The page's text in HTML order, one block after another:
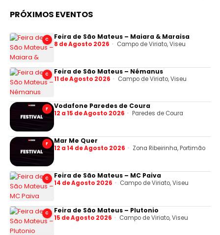
PRÓXIMOS EVENTOS
C Feira de São Mateus – Maiara & Maraisa
8 de Agosto 2026 Campo de Viriato, Viseu
C Feira de São Mateus – Némanus
11 de Agosto 2026 Campo de Viriato, Viseu
F Vodafone Paredes de Coura
12 a 15 de Agosto 2026 Paredes de Coura
F Mar Me Quer
12 a 14 de Agosto 2026 Zona Ribeirinha, Portimão
C Feira de São Mateus – MC Paiva
14 de Agosto 2026 Campo de Viriato, Viseu
C Feira de São Mateus – Plutonio
15 de Agosto 2026 Campo de Viriato, Viseu